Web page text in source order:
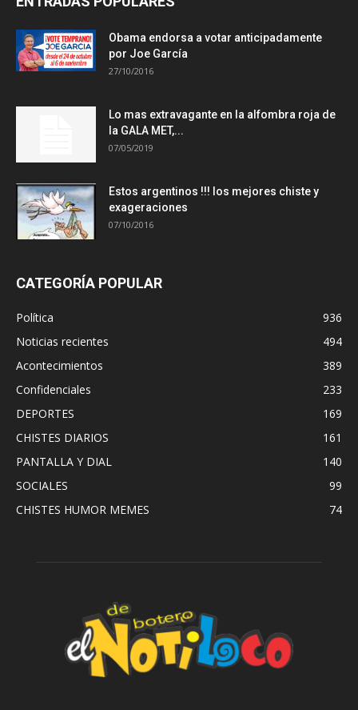
Obama endorsa a votar anticipadamente
por Joe García
27/10/2016
Lo mas extravagante en la alfombra roja de
la GALA MET,...
07/05/2019
Estos argentinos !!! los mejores chiste y
exageraciones
07/10/2016
CATEGORÍA POPULAR
Política
936
Noticias recientes
494
Acontecimientos
389
Confidenciales
233
DEPORTES
169
CHISTES DIARIOS
161
PANTALLA Y DIAL
140
SOCIALES
99
CHISTES HUMOR MEMES
74